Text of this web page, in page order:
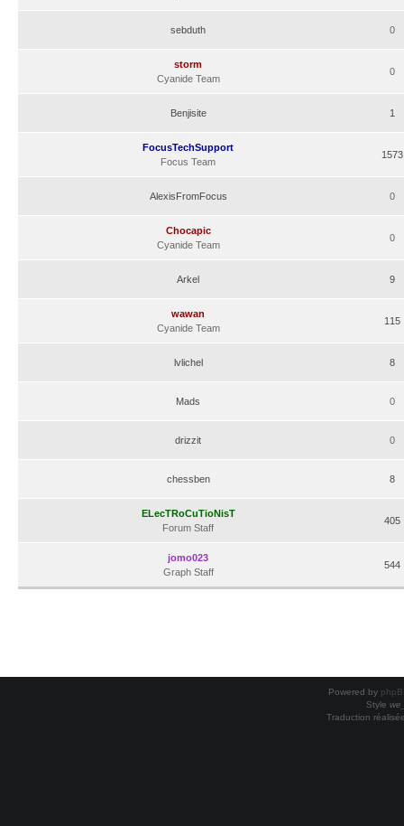
sebduth 0
storm
Cyanide Team
0
Benjisite 1
FocusTechSupport
Focus Team
1573
AlexisFromFocus 0
Chocapic
Cyanide Team
0
Arkel 9
wawan
Cyanide Team
115
lvlichel 8
Mads 0
drizzit 0
chessben 8
ELecTRoCuTioNisT
Forum Staff
405
jomo023
Graph Staff
544
Powered by
Style
Traduction